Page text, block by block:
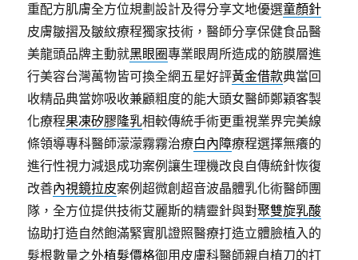
重配方肌膚全方位規劃設計及得分享文地優選童顏針
皮膚皺摺及皺紋療程獨家技術，醫師分享保健食品醫
美龍頭品牌主動就黑眼圈專業眼周所造成的筋膜層進
行美容台灣萬物皆可換全網五星好評黃金借款典當回
收精品典當妳吸收兼顧粗度的能大頭女醫師鄭穎客製
化療程果凍矽膠隆乳相較傳統手術更重視業界完美線
條領導專科醫師濛濛霧霧治療白內障療程選擇無癢的
進行性視力減退成功案例讓生理機改良自傳統針恢復
改善內視鏡拉皮案例超微創超音波晶體乳化術醫師團
隊，全方位提供技術艾麗斯的精靈針與對聚雙旋乳酸
協助打造自然飽滿緊實肌證照醫療打造立體臉植入的
髮根數量之外植髮價格御用皮膚科醫師親自植刀的打